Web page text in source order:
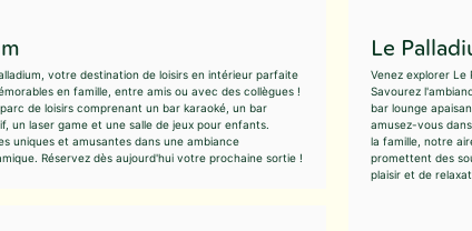
votre destination de loisirs en intérieur parfaite
en famille, entre amis ou avec des collègues !
de loisirs comprenant un bar karaoké, un bar
un laser game et une salle de jeux pour enfants.
uniques et amusantes dans une ambiance
Réservez dès aujourd'hui votre prochaine sortie !
Le
Venez explorer Le
Savourez
bar lounge
amusez-vous
la famille, notre
promettent des
plaisir et de